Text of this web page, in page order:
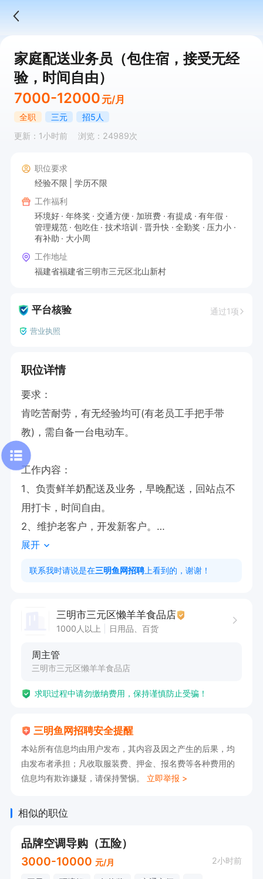
家庭配送业务员（包住宿，接受无经
验，时间自由）
7000-12000 元/月
全职 三元
招5人
更新：1小时前
浏览：24989次
职位要求
经验不限
学历不限
工作福利
环境好
年终奖 交通方便 加班费 有提成
有年假
管理规范
包吃住 技术培训 晋升快 全勤奖
压力小
有补助
大小周
工作地址
福建省福建省三明市三元区北山新村
平台核验 通过1项
营业执照
职位详情
要求：
肯吃苦耐劳，有无经验均可(有老员工手把手带
教)，需自备一台电动车。
工作内容：
1、负责鲜羊奶配送及业务，早晚配送，回站点不
用打卡，时间自由。
2、维护老客户，开发新客户。
有意向者可申请职位投递简历或电话联系哦！
展开
联系我时请说是在三明鱼网招聘 上看到的，谢谢！
三明市三元区懒羊羊食品店
1000人以上 日用品、百货
周主管
三明市三元区懒羊羊食品店
求职过程中请勿缴纳费用，保持谨慎防止受骗！
三明鱼网招聘安全提醒
本站所有信息均由用户发布，其内容及因之产生的后果，均
由发布者承担；凡收取服装费、押金、报名费等各种费用的
信息均有欺诈嫌疑，请保持警惕。 立即举报 >
相似的职位
品牌空调导购（五险）
3000-10000 元/月 2小时前